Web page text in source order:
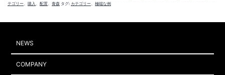
テゴリー、 購入 、 配置、 青森 タグ: カテゴリー、 極端な例
NEWS
COMPANY